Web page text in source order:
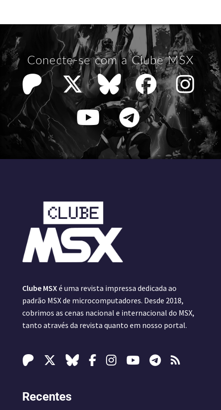
Conecte-se com a Clube MSX
Clube MSX é uma revista impressa dedicada ao
padrão MSX de microcomputadores. Desde 2018,
cobrimos as cenas nacional e internacional do MSX,
tanto através da revista quanto em nosso portal.
Recentes